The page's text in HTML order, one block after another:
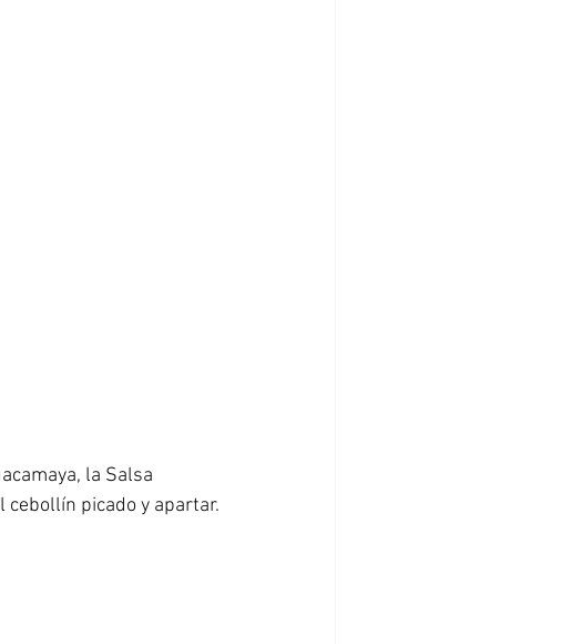
la Salsa
cebollín picado y apartar.